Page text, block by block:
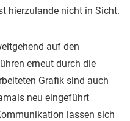
hierzulande nicht in Sicht.
auf den
erneut durch die
Grafik sind auch
neu eingeführt
lassen sich